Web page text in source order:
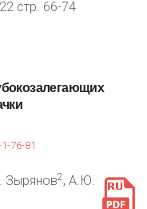
стр. 66-74
76-81
Зырянов2, А.Ю.